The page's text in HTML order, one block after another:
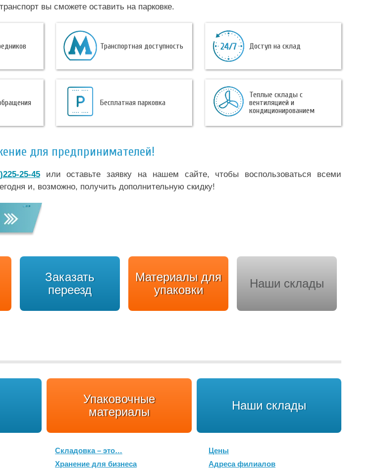
вы сможете оставить на парковке.
Транспортная доступность Доступ на склад
Бесплатная парковка
Теплые склады с
вентиляцией и
кондиционированием
для предпринимателей!
25-45или оставьте заявку на нашем сайте, чтобы воспользоваться всеми
и, возможно, получить дополнительную скидку!
Заказать
переезд
Материалы для
упаковки
Наши склады
Упаковочные
материалы
Наши склады
Складовка – это…
Хранение для бизнеса
Цены
Адреса филиалов